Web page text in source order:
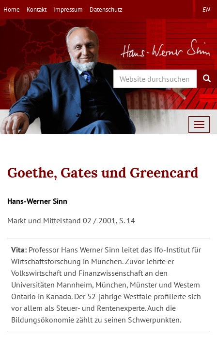
Direkt
zum
Inhalt
Home Kontakt Impressum Datenschutz EN
Search
Goethe, Gates und Greencard
Autor/en
Hans-Werner Sinn
Markt und Mittelstand 02 / 2001, S. 14
Vita: Professor Hans Werner Sinn leitet das Ifo-Institut für
Wirtschaftsforschung in München. Zuvor lehrte er
Volkswirtschaft und Finanzwissenschaft an den
Universitäten Mannheim, München, Münster und Western
Ontario in Kanada. Der 52-jährige Westfale profilierte sich
vor allem als Steuer- und Rentenexperte. Auch die
Bildungsökonomie zählt zu seinen Schwerpunkten.